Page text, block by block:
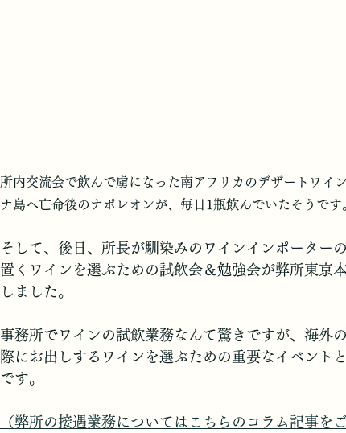
所内交流会で飲んで虜になった南アフリカのデザートワイ
ナ島へ亡命後のナポレオンが、毎日1瓶飲んでいたそうで
そして、後日、所長が馴染みのワインインポーター
置くワインを選ぶための試飲会＆勉強会が弊所東京
しました。
事務所でワインの試飲業務なんて驚きですが、海外
際にお出しするワインを選ぶための重要なイベント
です。
（弊所の接遇業務についてはこちらのコラム記事を